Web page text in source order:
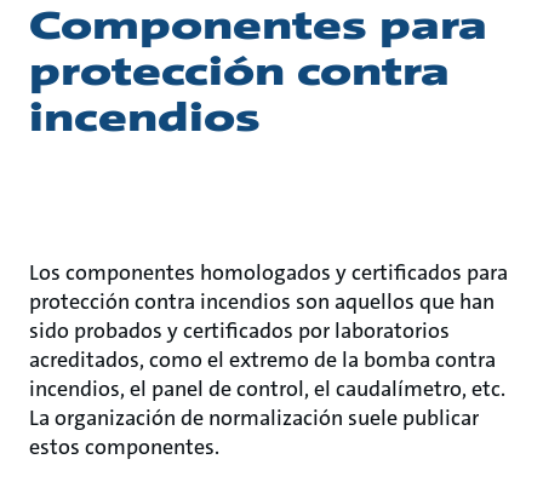
Componentes para
protección contra
incendios
Los componentes homologados y certificados para
protección contra incendios son aquellos que han
sido probados y certificados por laboratorios
acreditados, como el extremo de la bomba contra
incendios, el panel de control, el caudalímetro, etc.
La organización de normalización suele publicar
estos componentes.